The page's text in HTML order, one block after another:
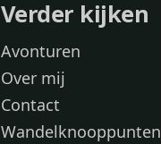
Verder kijken
Avonturen
Over mij
Contact
Wandelknooppunten